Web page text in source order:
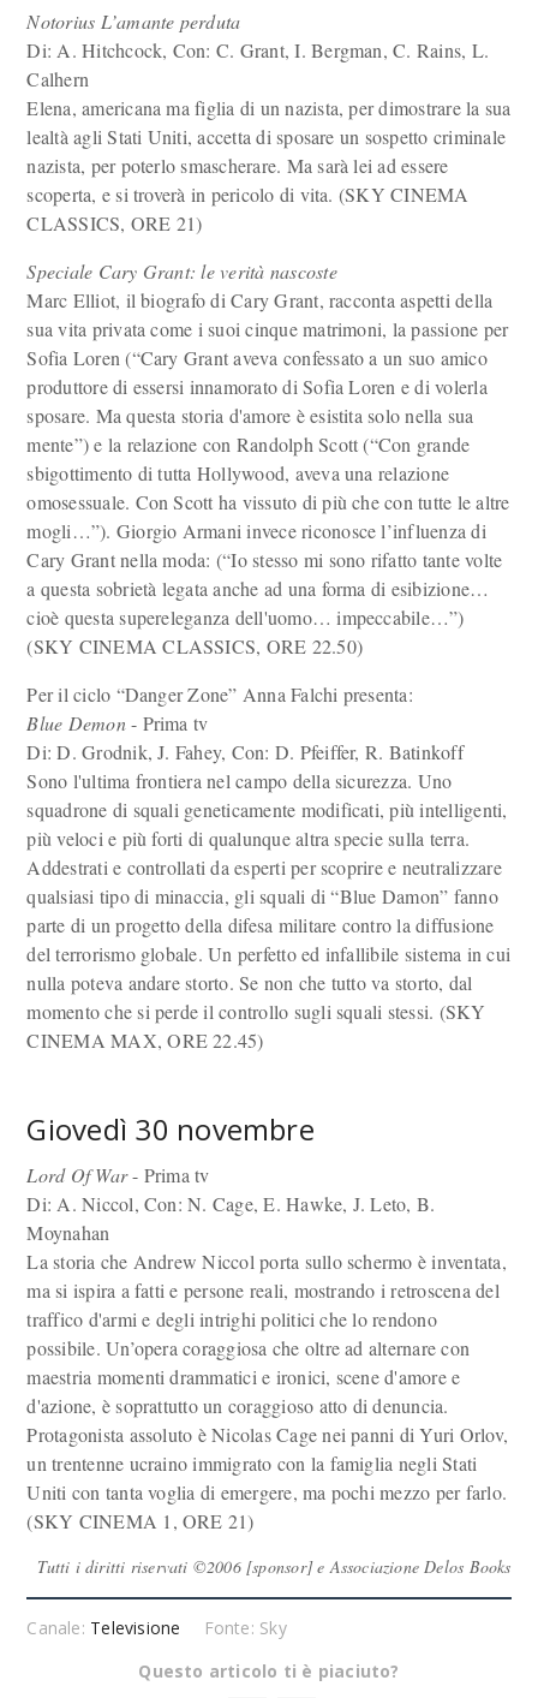
Notorius L’amante perduta
Di: A. Hitchcock, Con: C. Grant, I. Bergman, C. Rains, L.
Calhern
Elena, americana ma figlia di un nazista, per dimostrare la sua
lealtà agli Stati Uniti, accetta di sposare un sospetto criminale
nazista, per poterlo smascherare. Ma sarà lei ad essere
scoperta, e si troverà in pericolo di vita. (SKY CINEMA
CLASSICS, ORE 21)
Speciale Cary Grant: le verità nascoste
Marc Elliot, il biografo di Cary Grant, racconta aspetti della
sua vita privata come i suoi cinque matrimoni, la passione per
Sofia Loren (“Cary Grant aveva confessato a un suo amico
produttore di essersi innamorato di Sofia Loren e di volerla
sposare. Ma questa storia d'amore è esistita solo nella sua
mente”) e la relazione con Randolph Scott (“Con grande
sbigottimento di tutta Hollywood, aveva una relazione
omosessuale. Con Scott ha vissuto di più che con tutte le altre
mogli…”). Giorgio Armani invece riconosce l’influenza di
Cary Grant nella moda: (“Io stesso mi sono rifatto tante volte
a questa sobrietà legata anche ad una forma di esibizione…
cioè questa supereleganza dell'uomo… impeccabile…”)
(SKY CINEMA CLASSICS, ORE 22.50)
Per il ciclo “Danger Zone” Anna Falchi presenta:
Blue Demon- Prima tv
Di: D. Grodnik, J. Fahey, Con: D. Pfeiffer, R. Batinkoff
Sono l'ultima frontiera nel campo della sicurezza. Uno
squadrone di squali geneticamente modificati, più intelligenti,
più veloci e più forti di qualunque altra specie sulla terra.
Addestrati e controllati da esperti per scoprire e neutralizzare
qualsiasi tipo di minaccia, gli squali di “Blue Damon” fanno
parte di un progetto della difesa militare contro la diffusione
del terrorismo globale. Un perfetto ed infallibile sistema in cui
nulla poteva andare storto. Se non che tutto va storto, dal
momento che si perde il controllo sugli squali stessi. (SKY
CINEMA MAX, ORE 22.45)
Giovedì 30 novembre
Lord Of War- Prima tv
Di: A. Niccol, Con: N. Cage, E. Hawke, J. Leto, B.
Moynahan
La storia che Andrew Niccol porta sullo schermo è inventata,
ma si ispira a fatti e persone reali, mostrando i retroscena del
traffico d'armi e degli intrighi politici che lo rendono
possibile. Un’opera coraggiosa che oltre ad alternare con
maestria momenti drammatici e ironici, scene d'amore e
d'azione, è soprattutto un coraggioso atto di denuncia.
Protagonista assoluto è Nicolas Cage nei panni di Yuri Orlov,
un trentenne ucraino immigrato con la famiglia negli Stati
Uniti con tanta voglia di emergere, ma pochi mezzo per farlo.
(SKY CINEMA 1, ORE 21)
Tutti i diritti riservati ©2006 [sponsor] e Associazione Delos Books
Canale: Televisione
Fonte: Sky
Questo articolo ti è piaciuto?